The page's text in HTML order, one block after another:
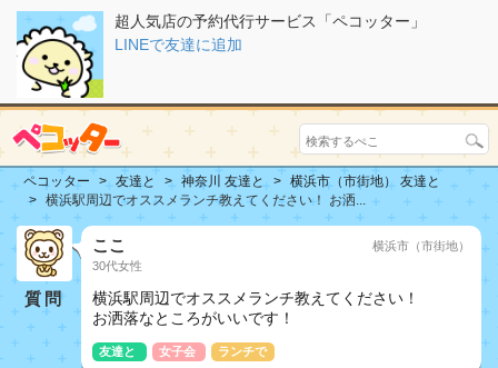
超人気店の予約代行サービス「ペコッター」
LINEで友達に追加
ペコッター 友達と 神奈川 友達と
横浜市（市街地） 友達と
横浜駅周辺でオススメランチ教えてください！ お洒...
質問
ここ
30代女性
横浜市（市街地）
横浜駅周辺でオススメランチ教えてください！
お洒落なところがいいです！
友達と 女子会 ランチで